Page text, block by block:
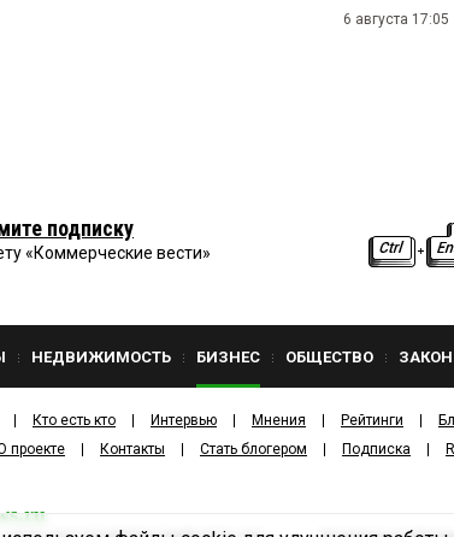
6 августа 17:05
подписку
«Коммерческие вести»
НЕДВИЖИМОСТЬ БИЗНЕС ОБЩЕСТВО ЗАКОН
Кто есть кто Интервью Мнения Рейтинги
проекте Контакты Стать блогером Подписка